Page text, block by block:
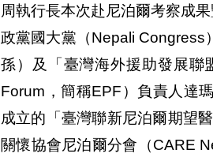
周執行長本次赴尼泊爾考察成
政黨國大黨（Nepali Congress
孫）及「臺灣海外援助發展聯
Forum，簡稱EPF）負責人達
成立的「臺灣聯新尼泊爾期望
關懷協會尼泊爾分會（CARE